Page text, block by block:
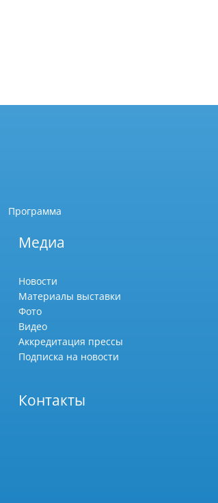
Программа
Медиа
Новости
Материалы выставки
Фото
Видео
Аккредитация прессы
Подписка на новости
Контакты